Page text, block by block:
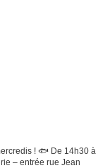
! 🐟 De 14h30 à
– entrée rue Jean